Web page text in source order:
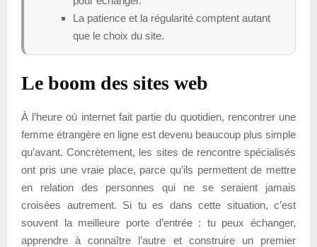
La patience et la régularité comptent autant
que le choix du site.
Le boom des sites web
À l’heure où internet fait partie du quotidien, rencontrer une
femme étrangère en ligne est devenu beaucoup plus simple
qu’avant. Concrètement, les sites de rencontre spécialisés
ont pris une vraie place, parce qu’ils permettent de mettre
en relation des personnes qui ne se seraient jamais
croisées autrement. Si tu es dans cette situation, c’est
souvent la meilleure porte d’entrée : tu peux échanger,
apprendre à connaître l’autre et construire un premier